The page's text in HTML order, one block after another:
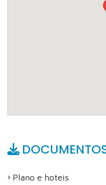
Plano e hoteis